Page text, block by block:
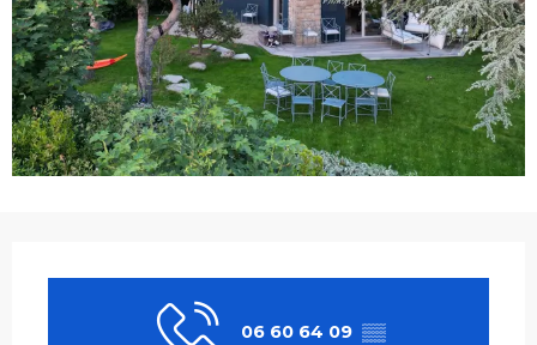
06 60 64 09 ▒▒